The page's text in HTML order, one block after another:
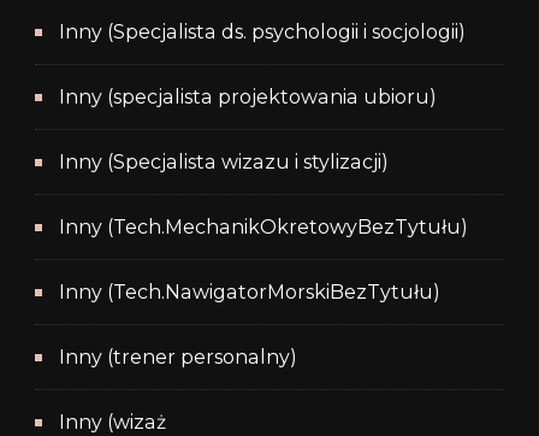
Inny (Specjalista ds. psychologii i socjologii)
Inny (specjalista projektowania ubioru)
Inny (Specjalista wizazu i stylizacji)
Inny (Tech.MechanikOkretowyBezTytułu)
Inny (Tech.NawigatorMorskiBezTytułu)
Inny (trener personalny)
Inny (wizaż